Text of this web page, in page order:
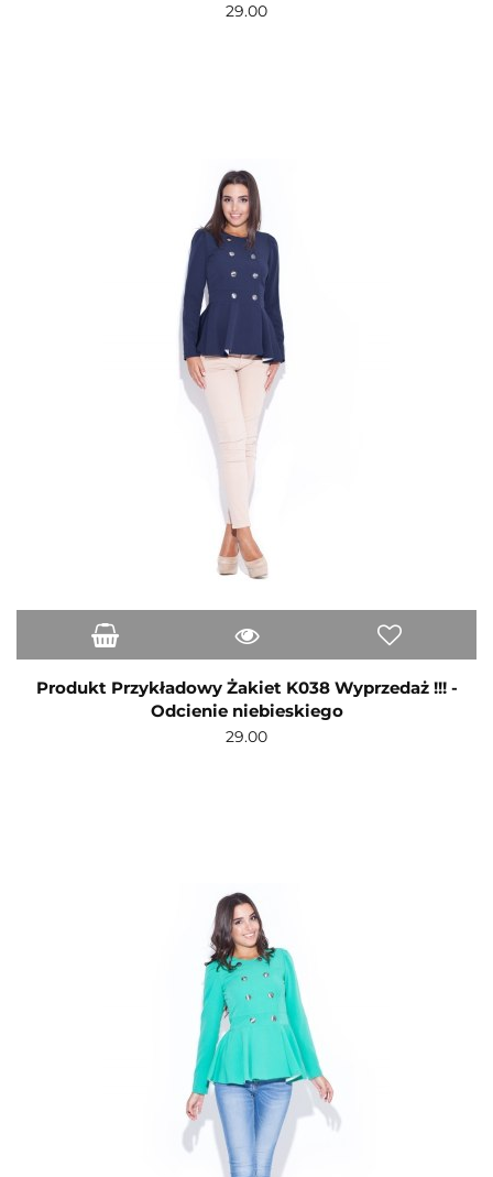
29.00
Produkt Przykładowy Żakiet K038 Wyprzedaż !!! -
Odcienie niebieskiego
29.00